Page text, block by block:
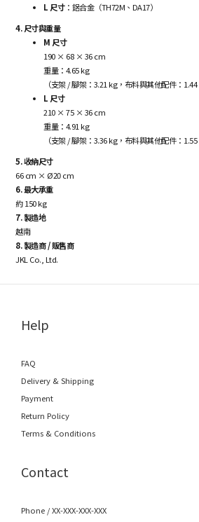
L 尺寸：鋁合金（TH72M、DA17）
4. 尺寸與重量
M 尺寸
190 × 68 × 36 cm
重量：4.65 kg
（支架 / 腳架：3.21 kg，布料與其他配件：1.44
L 尺寸
210 × 75 × 36 cm
重量：4.91 kg
（支架 / 腳架：3.36 kg，布料與其他配件：1.55
5. 收納尺寸
66 cm × Ø20 cm
6. 最大承重
約 150 kg
7. 製造地
越南
8. 製造商 / 販售商
JKL Co., Ltd.
Help
FAQ
Delivery & Shipping
Payment
Return Policy
Terms & Conditions
Contact
Phone / XX-XXX-XXX-XXX